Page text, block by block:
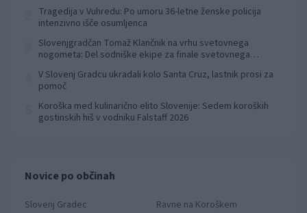
Tragedija v Vuhredu: Po umoru 36-letne ženske policija
intenzivno išče osumljenca
Slovenjgradčan Tomaž Klančnik na vrhu svetovnega
nogometa: Del sodniške ekipe za finale svetovnega
V Slovenj Gradcu ukradali kolo Santa Cruz, lastnik prosi za
pomoč
Koroška med kulinarično elito Slovenije: Sedem koroških
gostinskih hiš v vodniku Falstaff 2026
Novice po občinah
Slovenj Gradec
Ravne na Koroškem